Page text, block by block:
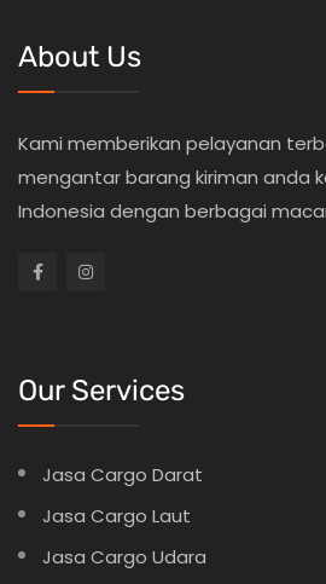
About Us
Kami memberikan pelayanan
mengantar barang kiriman anda
Indonesia dengan berbagai
Our Services
Jasa Cargo Darat
Jasa Cargo Laut
Jasa Cargo Udara